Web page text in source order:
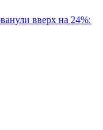
вверх на 24%: